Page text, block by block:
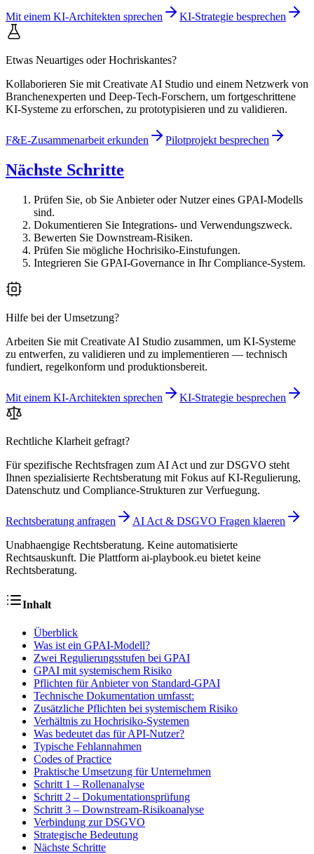
Mit einem KI-Architekten sprechen KI-Strategie besprechen
Etwas Neuartiges oder Hochriskantes?
Kollaborieren Sie mit Creativate AI Studio und einem Netzwerk von
Branchenexperten und Deep-Tech-Forschern, um fortgeschrittene
KI-Systeme zu erforschen, zu prototypisieren und zu validieren.
F&E-Zusammenarbeit erkunden Pilotprojekt besprechen
Nächste Schritte
Prüfen Sie, ob Sie Anbieter oder Nutzer eines GPAI-Modells
sind.
Dokumentieren Sie Integrations- und Verwendungszweck.
Bewerten Sie Downstream-Risiken.
Prüfen Sie mögliche Hochrisiko-Einstufungen.
Integrieren Sie GPAI-Governance in Ihr Compliance-System.
Hilfe bei der Umsetzung?
Arbeiten Sie mit Creativate AI Studio zusammen, um KI-Systeme
zu entwerfen, zu validieren und zu implementieren — technisch
fundiert, regelkonform und produktionsbereit.
Mit einem KI-Architekten sprechen KI-Strategie besprechen
Rechtliche Klarheit gefragt?
Für spezifische Rechtsfragen zum AI Act und zur DSGVO steht
Ihnen spezialisierte Rechtsberatung mit Fokus auf KI-Regulierung,
Datenschutz und Compliance-Strukturen zur Verfuegung.
Rechtsberatung anfragen
AI Act & DSGVO Fragen klaeren
Unabhaengige Rechtsberatung. Keine automatisierte
Rechtsauskunft. Die Plattform ai-playbook.eu bietet keine
Rechtsberatung.
Inhalt
Überblick
Was ist ein GPAI-Modell?
Zwei Regulierungsstufen bei GPAI
GPAI mit systemischem Risiko
Pflichten für Anbieter von Standard-GPAI
Technische Dokumentation umfasst:
Zusätzliche Pflichten bei systemischem Risiko
Verhältnis zu Hochrisiko-Systemen
Was bedeutet das für API-Nutzer?
Typische Fehlannahmen
Codes of Practice
Praktische Umsetzung für Unternehmen
Schritt 1 – Rollenanalyse
Schritt 2 – Dokumentationsprüfung
Schritt 3 – Downstream-Risikoanalyse
Verbindung zur DSGVO
Strategische Bedeutung
Nächste Schritte